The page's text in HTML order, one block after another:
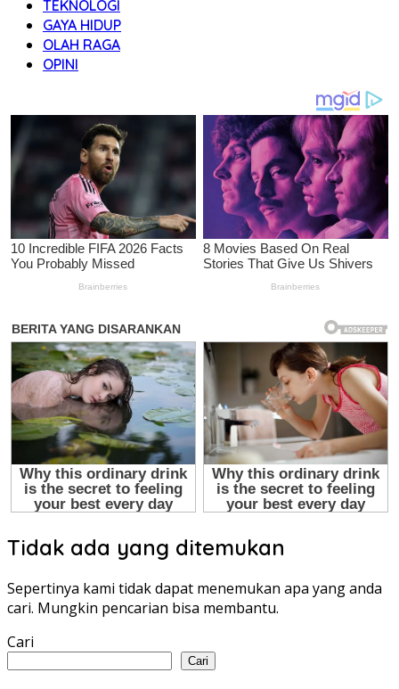
TEKNOLOGI
GAYA HIDUP
OLAH RAGA
OPINI
Tidak ada yang ditemukan
Sepertinya kami tidak dapat menemukan apa yang anda
cari. Mungkin pencarian bisa membantu.
Cari
Cari